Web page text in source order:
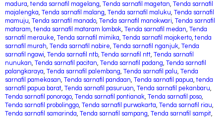
madura,tenda sarnafil magelang, Tenda sarnafil magetan, Tenda sarnafil
majalengka, Tenda sarnafil malang, Tenda sarnafil maluku, Tenda sarnafil
mamuju, Tenda sarnafil manado, Tenda sarnafil manokwari, Tenda sarnafil
mataram,tenda sarnafil mataram lombok, Tenda sarnafil medan, Tenda
sarnafil merauke, Tenda sarnafil mimika, Tenda sarnafil mojokerto,tenda
sarnafil murah, Tenda sarnafil nabire, Tenda sarnafil nganjuk, Tenda
sarnafil ngawi, Tenda sarnafil ntb, Tenda sarnafil ntt, Tenda sarnafil
nunukan, Tenda sarnafil pacitan, Tenda sarnafil padang, Tenda sarnafil
palangkaraya, Tenda sarnafil palembang, Tenda sarnafil palu, Tenda
sarnafil pamekasan, Tenda sarnafil pandaan, Tenda sarnafil papua,tenda
sarnafil papua barat, Tenda sarnafil pasuruan, Tenda sarnafil pekanbaru,
Tenda sarnafil ponorogo, Tenda sarnafil pontianak, Tenda sarnafil poso,
Tenda sarnafil probolinggo, Tenda sarnafil purwakarta, Tenda sarnafil riau,
Tenda sarnafil samarinda, Tenda sarnafil sampang, Tenda sarnafil sampit,